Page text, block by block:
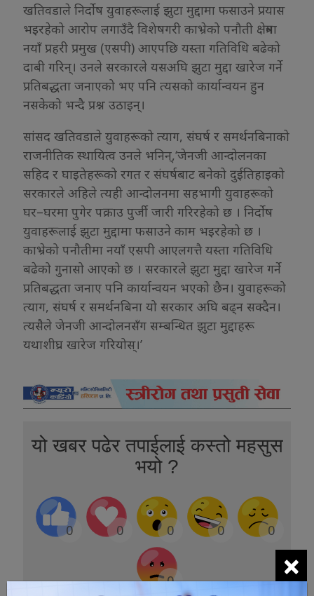
खतिवडाले निर्दोष युवाहरूलाई झुटा मुद्दामा फसाउने प्रयास
भइरहेको आरोप लगाउँदै विशेषगरी काभ्रेको पनौती क्षेत्रमा
नयाँ प्रहरी प्रमुख (एसपी) आएपछि यस्ता गतिविधि बढेको
दाबी गरिन्। उनले सरकारले यसअघि झुटा मुद्दा खारेज गर्ने
प्रतिबद्धता जनाएको भए पनि त्यसको कार्यान्वयन हुन
नसकेको भन्दै प्रश्न उठाइन्।
सांसद खतिवडाले युवाहरूको त्याग, संघर्ष र समर्थनबिनाको
राजनीतिक स्थायित्व उनले भनिन्,‘जेनजी आन्दोलनका
सहिद र घाइतेहरूको रगत र संघर्षबाट बनेको दुईतिहाइको
सरकारले अहिले त्यही आन्दोलनमा सहभागी युवाहरूको
घर–घरमा पुगेर पक्राउ पुर्जी जारी गरिरहेको छ । निर्दोष
युवाहरूलाई झुटा मुद्दामा फसाउने काम भइरहेको छ ।
काभ्रेको पनौतीमा नयाँ एसपी आएलगत्तै यस्ता गतिविधि
बढेको गुनासो आएको छ । सरकारले झुटा मुद्दा खारेज गर्ने
प्रतिबद्धता जनाए पनि कार्यान्वयन भएको छैन। युवाहरूको
त्याग, संघर्ष र समर्थनबिना यो सरकार अघि बढ्न सक्दैन।
त्यसैले जेनजी आन्दोलनसँग सम्बन्धित झुटा मुद्दाहरू
यथाशीघ्र खारेज गरियोस्।’
यो खबर पढेर तपाईलाई कस्तो महसुस
भयो ?
0 0 0 0 0
0 ×